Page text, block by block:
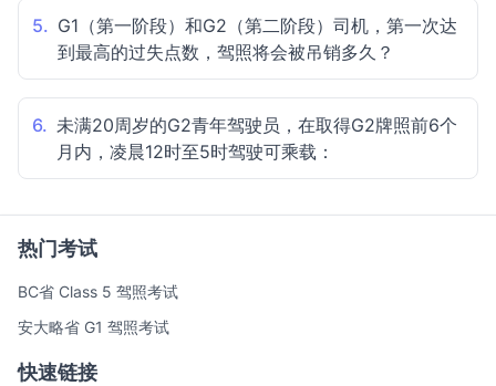
5. G1（第一阶段）和G2（第二阶段）司机，第一次达
到最高的过失点数，驾照将会被吊销多久？
6. 未满20周岁的G2青年驾驶员，在取得G2牌照前6个
月内，凌晨12时至5时驾驶可乘载：
热门考试
BC省 Class 5 驾照考试
安大略省 G1 驾照考试
快速链接